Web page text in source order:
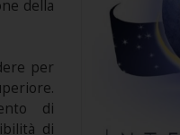
della
per
di
di